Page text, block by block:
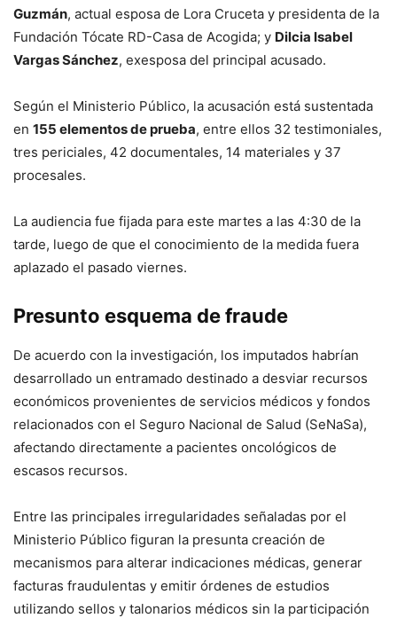
Guzmán, actual esposa de Lora Cruceta y presidenta de la
Fundación Tócate RD-Casa de Acogida; y Dilcia Isabel
Vargas Sánchez, exesposa del principal acusado.
Según el Ministerio Público, la acusación está sustentada
en 155 elementos de prueba, entre ellos 32 testimoniales,
tres periciales, 42 documentales, 14 materiales y 37
procesales.
La audiencia fue fijada para este martes a las 4:30 de la
tarde, luego de que el conocimiento de la medida fuera
aplazado el pasado viernes.
Presunto esquema de fraude
De acuerdo con la investigación, los imputados habrían
desarrollado un entramado destinado a desviar recursos
económicos provenientes de servicios médicos y fondos
relacionados con el Seguro Nacional de Salud (SeNaSa),
afectando directamente a pacientes oncológicos de
escasos recursos.
Entre las principales irregularidades señaladas por el
Ministerio Público figuran la presunta creación de
mecanismos para alterar indicaciones médicas, generar
facturas fraudulentas y emitir órdenes de estudios
utilizando sellos y talonarios médicos sin la participación